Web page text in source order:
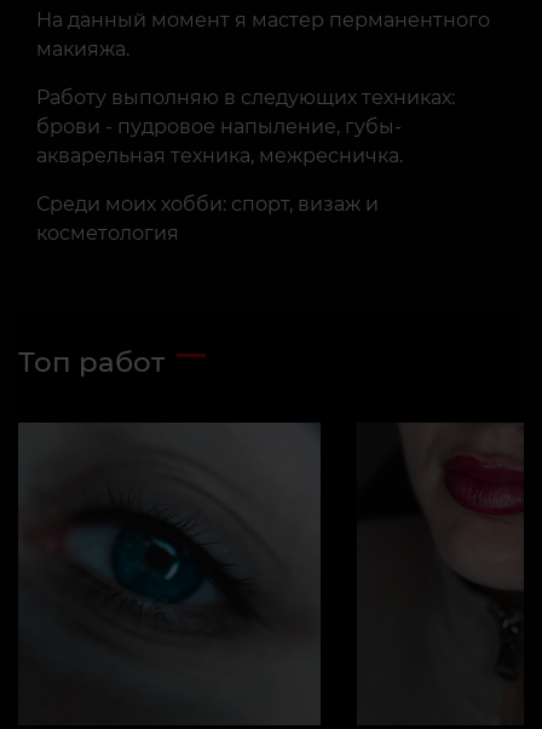
На данный момент я мастер перманентного
макияжа.
Работу выполняю в следующих техниках:
брови - пудровое напыление, губы-
акварельная техника, межресничка.
Среди моих хобби: спорт, визаж и
косметология
Топ работ